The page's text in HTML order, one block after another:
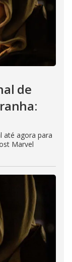
de
até agora para
Marvel